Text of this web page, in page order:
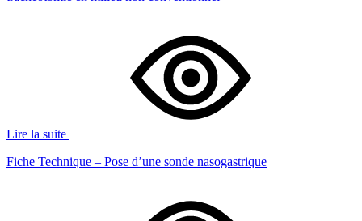
Lire la suite
Fiche Technique – Pose d’une sonde nasogastrique